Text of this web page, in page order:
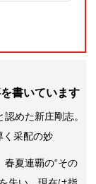
書いています
めた新庄剛志。
く采配の妙
春夏連覇の“その